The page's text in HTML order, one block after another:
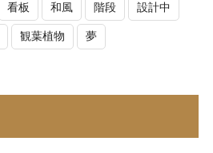
看板 和風 階段 設計中
観葉植物 夢